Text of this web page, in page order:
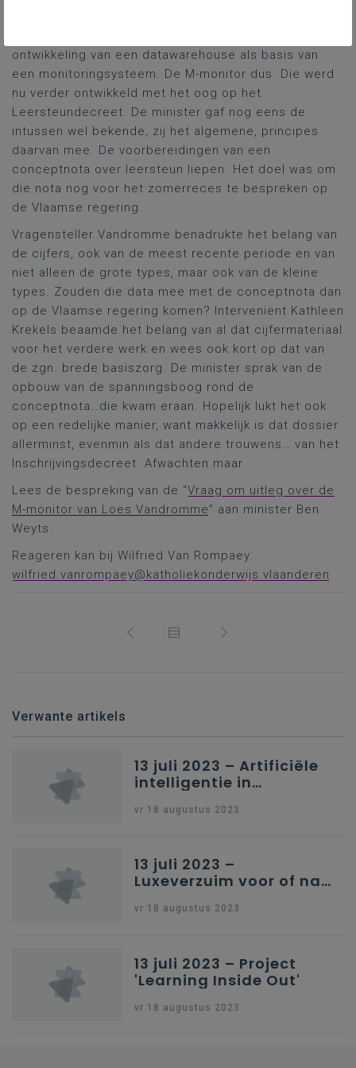
ontwikkeling van een datawarehouse als basis van
een monitoringsysteem. De M-monitor dus. Die werd
nu verder ontwikkeld met het oog op het
Leersteundecreet. De minister gaf nog eens de
intussen wel bekende, zij het algemene, principes
daarvan mee. De voorbereidingen van een
conceptnota over leersteun liepen. Het doel was om
die nota nog voor het zomerreces te bespreken op
de Vlaamse regering.
Vragensteller Vandromme benadrukte het belang van
de cijfers, ook van de meest recente periode en van
niet alleen de grote types, maar ook van de kleine
types. Zouden die data mee met de conceptnota dan
op de Vlaamse regering komen? Interveniënt Kathleen
Krekels beaamde het belang van al dat cijfermateriaal
voor het verdere werk en wees ook kort op dat van
de zgn. brede basiszorg. De minister sprak van de
opbouw van de spanningsboog rond de
conceptnota…die kwam eraan. Hopelijk lukt het ook
op een redelijke manier, want makkelijk is dat dossier
allerminst, evenmin als dat andere trouwens… van het
Inschrijvingsdecreet. Afwachten maar.
Lees de bespreking van de “Vraag om uitleg over de
M-monitor van Loes Vandromme” aan minister Ben
Weyts.
Reageren kan bij Wilfried Van Rompaey:
wilfried.vanrompaey@katholiekonderwijs.vlaanderen
Verwante artikels
13 juli 2023 – Artificiële
intelligentie in
vr 18 augustus 2023
13 juli 2023 –
Luxeverzuim voor of na
vr 18 augustus 2023
13 juli 2023 – Project
'Learning Inside Out'
vr 18 augustus 2023